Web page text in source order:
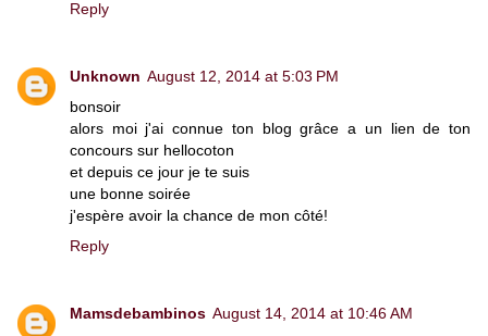
Reply
Unknown August 12, 2014 at 5:03 PM
bonsoir
alors moi j'ai connue ton blog grâce a un lien de ton
concours sur hellocoton
et depuis ce jour je te suis
une bonne soirée
j'espère avoir la chance de mon côté!
Reply
Mamsdebambinos August 14, 2014 at 10:46 AM